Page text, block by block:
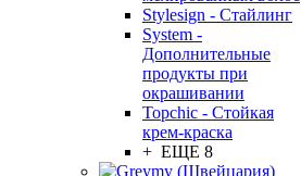
Stylesign - Стайлинг
System -
Дополнительные
продукты при
окрашивании
Topchic - Стойкая
крем-краска
+ ЕЩЕ 8